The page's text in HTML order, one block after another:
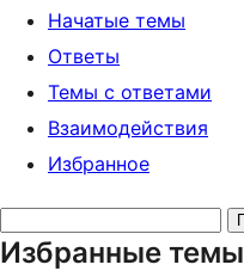
Начатые темы
Ответы
Темы с ответами
Взаимодействия
Избранное
тем:
Избранные темы